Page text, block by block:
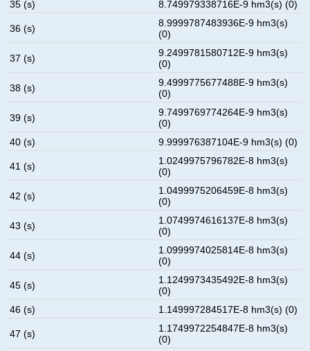
35 (s)
8.749979338716E-9 hm3(s) (0)
36 (s)
8.9999787483936E-9 hm3(s)
(0)
37 (s)
9.2499781580712E-9 hm3(s)
(0)
38 (s)
9.4999775677488E-9 hm3(s)
(0)
39 (s)
9.7499769774264E-9 hm3(s)
(0)
40 (s)
9.999976387104E-9 hm3(s) (0)
41 (s)
1.0249975796782E-8 hm3(s)
(0)
42 (s)
1.0499975206459E-8 hm3(s)
(0)
43 (s)
1.0749974616137E-8 hm3(s)
(0)
44 (s)
1.0999974025814E-8 hm3(s)
(0)
45 (s)
1.1249973435492E-8 hm3(s)
(0)
46 (s)
1.149997284517E-8 hm3(s) (0)
47 (s)
1.1749972254847E-8 hm3(s)
(0)